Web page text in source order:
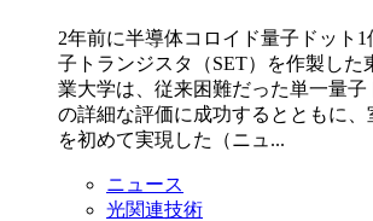
2年前に半導体コロイド量子ドット
子トランジスタ（SET）を作製した
業大学は、従来困難だった単一量
の詳細な評価に成功するとともに、
を初めて実現した（ニュ...
ニュース
光関連技術